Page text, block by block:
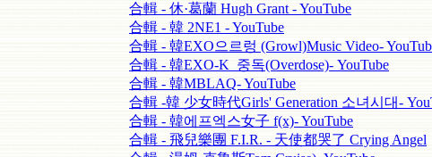
合輯 - 休·葛蘭 Hugh Grant - YouTube
合輯 - 韓 2NE1 - YouTube
合輯 - 韓EXO으르렁 (Growl)Music Video-
合輯 - 韓EXO-K_중독(Overdose)- YouTube
合輯 - 韓MBLAQ- YouTube
合輯 -韓 少女時代Girls' Generation 소녀시대-
合輯 - 韓에프엑스女子 f(x)- YouTube
合輯 - 飛兒樂團 F.I.R. - 天使都哭了 Crying Angel